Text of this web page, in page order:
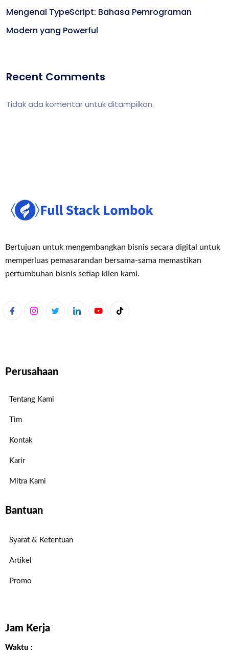
Mengenal TypeScript: Bahasa Pemrograman
Modern yang Powerful
Recent Comments
Tidak ada komentar untuk ditampilkan.
Bertujuan untuk mengembangkan bisnis secara digital untuk
memperluas pemasarandan bersama-sama memastikan
pertumbuhan bisnis setiap klien kami.
Perusahaan
Tentang Kami
Tim
Kontak
Karir
Mitra Kami
Bantuan
Syarat & Ketentuan
Artikel
Promo
Jam Kerja
Waktu :